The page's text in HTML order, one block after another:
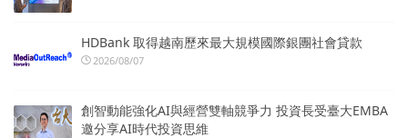
HDBank 取得越南歷來最大規模國際銀團社會貸款
2026/08/07
創智動能強化AI與經營雙軸競爭力 投資長受臺大EMBA
邀分享AI時代投資思維